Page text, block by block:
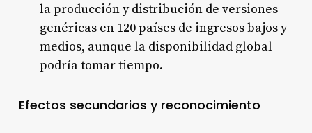
la producción y distribución de versiones
genéricas en 120 países de ingresos bajos y
medios, aunque la disponibilidad global
podría tomar tiempo.
Efectos secundarios y reconocimiento